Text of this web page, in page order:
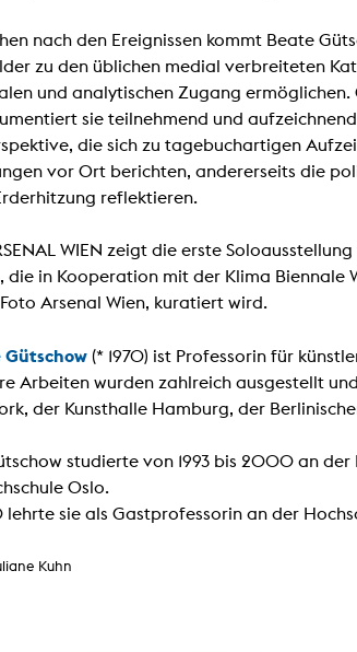
nach den Ereignissen kommt Beate
zu den üblichen medial verbreiteten
und analytischen Zugang
sie teilnehmend und
die sich zu tagebuchartigen
vor Ort berichten, andererseits die
reflektieren.
WIEN zeigt die erste
die in Kooperation mit der Klima Biennale
Arsenal Wien, kuratiert wird.
Gütschow (* 1970) ist Professorin für
Arbeiten wurden zahlreich ausgestellt
der Kunsthalle Hamburg, der
studierte von 1993 bis 2000 an
Oslo.
sie als Gastprofessorin an der
Kuhn
Reserved reading shelf
KHM publications
edition KHM
LECTURE Reihe
Lab Jahrbuch
Recommendations
Publications teaching staff
Top 10
Friends
In
Internal